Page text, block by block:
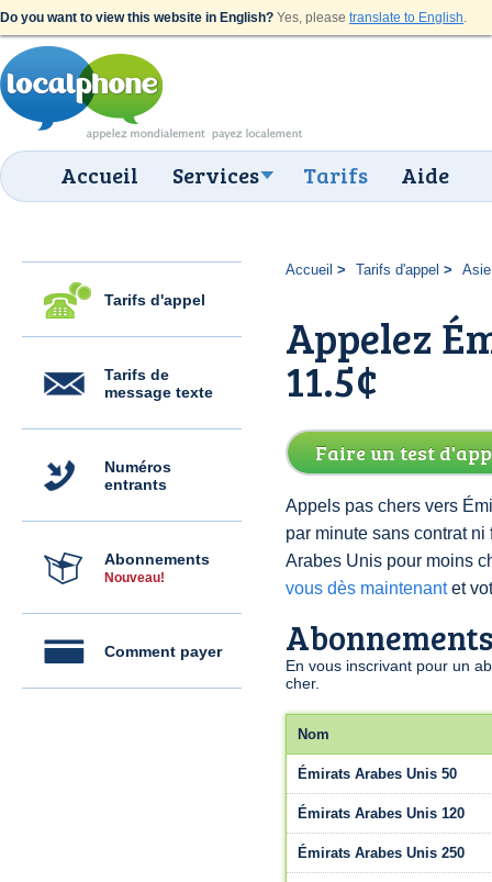
Do you want to view this website in English? Yes, please translate to English.
Accueil Services Tarifs Aide
Tarifs d'appel
Tarifs de
message texte
Numéros
entrants
Abonnements
Nouveau!
Comment payer
Accueil Tarifs d'appel Asie
Appelez
11.5¢
Faire un test
Appels pas chers vers
par minute sans contrat
Arabes Unis pour moins
vous dès maintenantet
En vous inscrivant pour un
cher.
Nom
Émirats Arabes Unis 50
Émirats Arabes Unis 120
Émirats Arabes Unis 250